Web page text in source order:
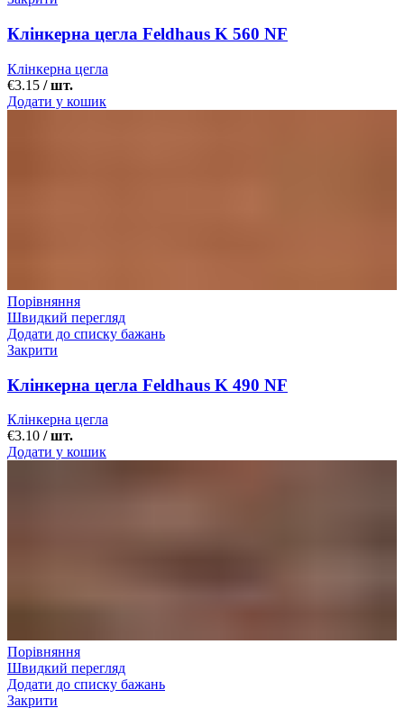
Клінкерна цегла Feldhaus K 560 NF
Клінкерна цегла
€3.15 / шт.
Додати у кошик
Порівняння
Швидкий перегляд
Додати до списку бажань
Закрити
Клінкерна цегла Feldhaus K 490 NF
Клінкерна цегла
€3.10 / шт.
Додати у кошик
Порівняння
Швидкий перегляд
Додати до списку бажань
Закрити